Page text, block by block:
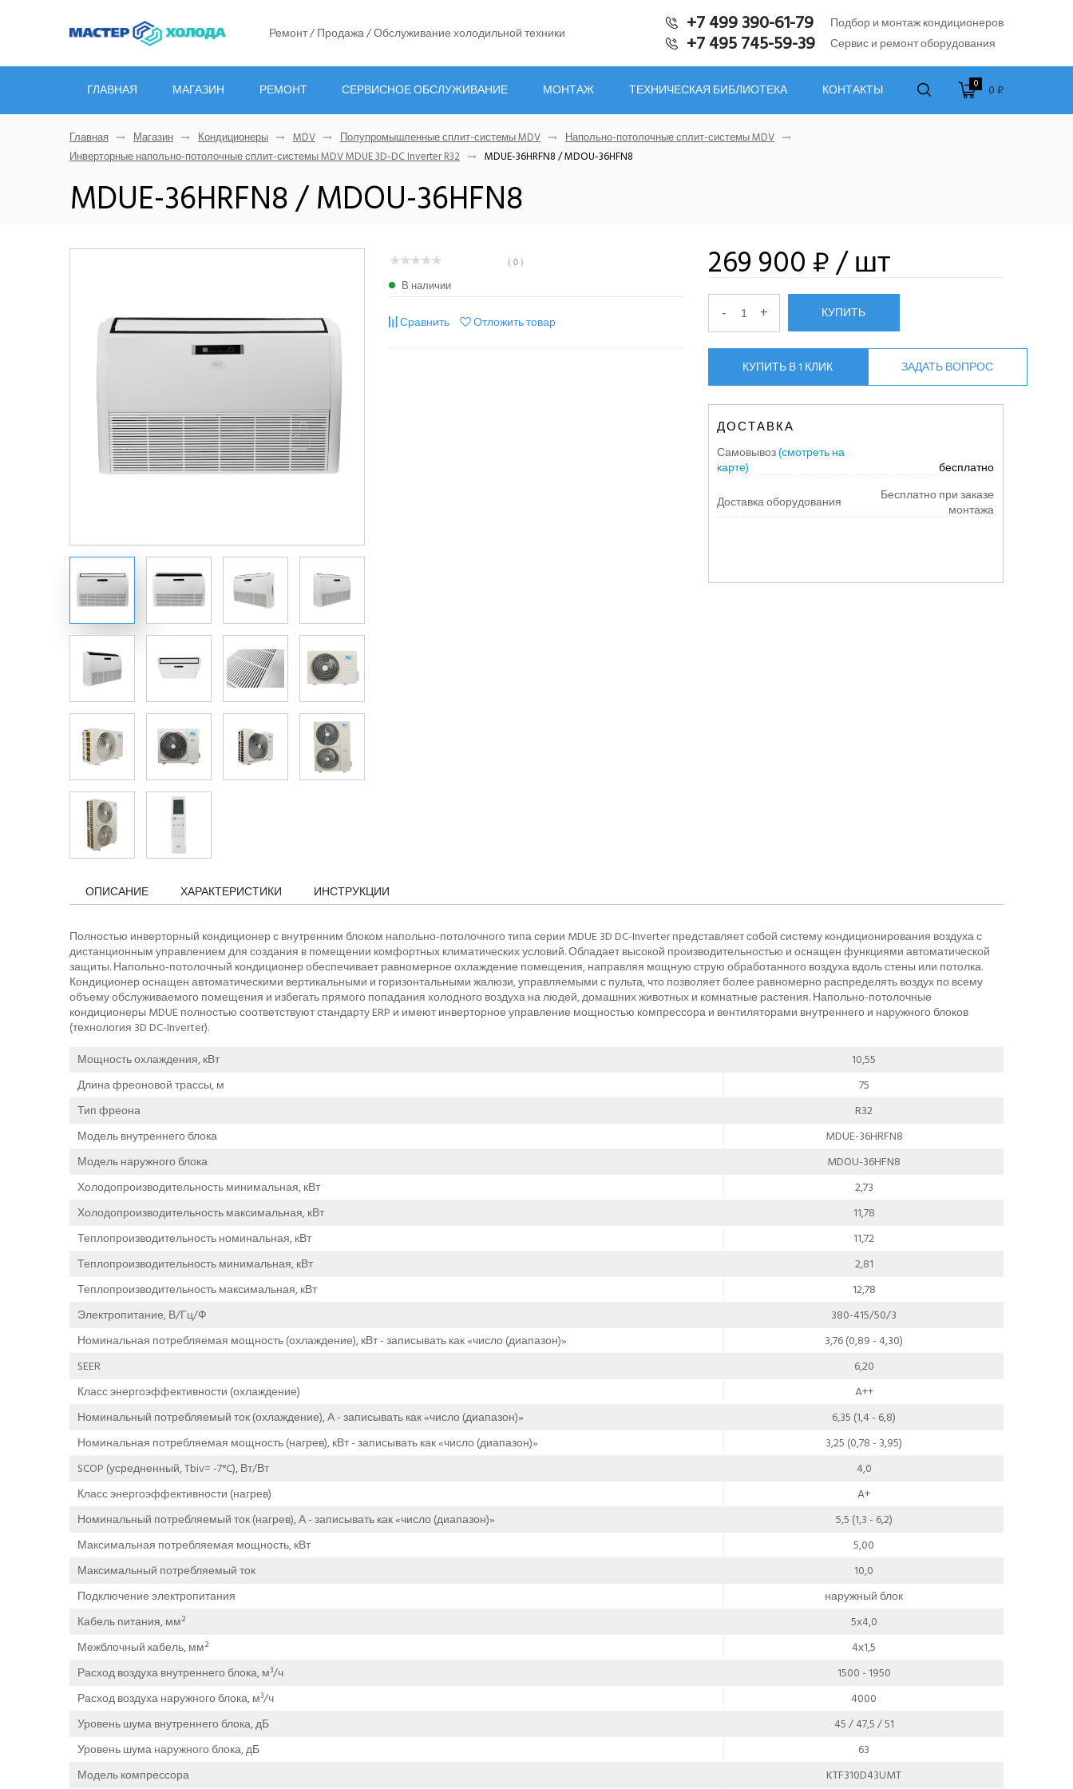
Ремонт / Продажа / Обслуживание холодильной техники +7 499 390-61-79 Подбор и монтаж кондиционеров
+7 495 745-59-39 Сервис и ремонт оборудования
ГЛАВНАЯ МАГАЗИН РЕМОНТ СЕРВИСНОЕ ОБСЛУЖИВАНИЕ МОНТАЖ ТЕХНИЧЕСКАЯ БИБЛИОТЕКА КОНТАКТЫ 0 0 ₽
Главная Магазин Кондиционеры MDV Полупромышленные сплит-системы MDV
Напольно-потолочные сплит-системы MDV
Инверторные напольно-потолочные сплит-системы MDV MDUE 3D-DC Inverter R32
MDUE-36HRFN8 / MDOU-36HFN8
MDUE-36HRFN8 / MDOU-36HFN8
( 0 )
В наличии
Сравнить Отложить товар
269 900 ₽/ шт
- + КУПИТЬ
КУПИТЬ В 1 КЛИК ЗАДАТЬ ВОПРОС
ДОСТАВКА
Самовывоз(смотреть на
карте)
бесплатно
Доставка оборудования
Бесплатно при заказе
монтажа
ОПИСАНИЕ ХАРАКТЕРИСТИКИ ИНСТРУКЦИИ
Полностью инверторный кондиционер с внутренним блоком напольно-потолочного типа серии MDUE 3D DC-Inverter представляет собой систему кондиционирования воздуха с
дистанционным управлением для создания в помещении комфортных климатических условий. Обладает высокой производительностью и оснащен функциями автоматической
защиты. Напольно-потолочный кондиционер обеспечивает равномерное охлаждение помещения, направляя мощную струю обработанного воздуха вдоль стены или потолка.
Кондиционер оснащен автоматическими вертикальными и горизонтальными жалюзи, управляемыми с пульта, что позволяет более равномерно распределять воздух по всему
объему обслуживаемого помещения и избегать прямого попадания холодного воздуха на людей, домашних животных и комнатные растения. Напольно-потолочные
кондиционеры MDUE полностью соответствуют стандарту ERP и имеют инверторное управление мощностью компрессора и вентиляторами внутреннего и наружного блоков
(технология 3D DC-Inverter).
Мощность охлаждения, кВт
10,55
Длина фреоновой трассы, м
75
Тип фреона
R32
Модель внутреннего блока
MDUE-36HRFN8
Модель наружного блока
MDOU-36HFN8
Холодопроизводительность минимальная, кВт
2,73
Холодопроизводительность максимальная, кВт
11,78
Теплопроизводительность номинальная, кВт
11,72
Теплопроизводительность минимальная, кВт
2,81
Теплопроизводительность максимальная, кВт
12,78
Электропитание, В/Гц/Ф
380-415/50/3
Номинальная потребляемая мощность (охлаждение), кВт - записывать как «число (диапазон)»
3,76 (0,89 - 4,30)
SEER
6,20
Класс энергоэффективности (охлаждение)
A++
Номинальный потребляемый ток (охлаждение), А - записывать как «число (диапазон)»
6,35 (1,4 - 6,8)
Номинальная потребляемая мощность (нагрев), кВт - записывать как «число (диапазон)»
3,25 (0,78 - 3,95)
SCOP (усредненный, Tbiv= -7°C), Вт/Вт
4,0
Класс энергоэффективности (нагрев)
A+
Номинальный потребляемый ток (нагрев), А - записывать как «число (диапазон)»
5,5 (1,3 - 6,2)
Максимальная потребляемая мощность, кВт
5,00
Максимальный потребляемый ток
10,0
Подключение электропитания
наружный блок
Кабель питания, мм²
5х4,0
Межблочный кабель, мм²
4х1,5
Расход воздуха внутреннего блока, м³/ч
1500 - 1950
Расход воздуха наружного блока, м³/ч
4000
Уровень шума внутреннего блока, дБ
45 / 47,5 / 51
Уровень шума наружного блока, дБ
63
Модель компрессора
KTF310D43UMT